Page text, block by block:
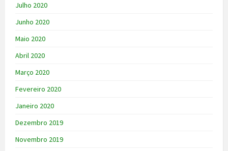
Julho 2020
Junho 2020
Maio 2020
Abril 2020
Março 2020
Fevereiro 2020
Janeiro 2020
Dezembro 2019
Novembro 2019